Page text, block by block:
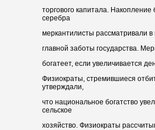
торгового капитала.
серебра
меркантилисты рассматривали в
главной заботы государства.
богатеет, если увеличивается
Физиократы, стремившиеся
утверждали,
что национальное богатство
сельское
хозяйство. Физиократы